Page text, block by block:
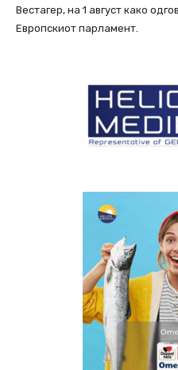
Вестагер, на 1 август како
Европскиот парламент.